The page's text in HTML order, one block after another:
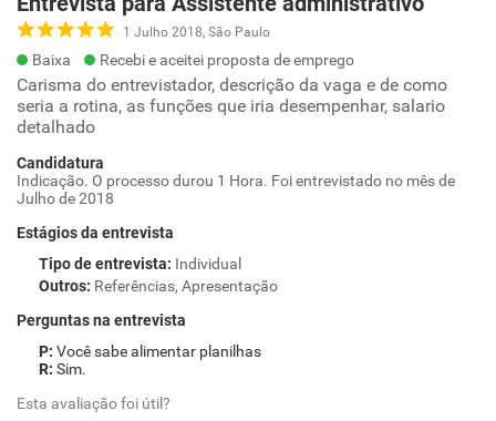
1 Julho 2018, São Paulo
Baixa Recebi e aceitei proposta de emprego
Carisma do entrevistador, descrição da vaga e de como
seria a rotina, as funções que iria desempenhar, salario
detalhado
Candidatura
Indicação. O processo durou 1 Hora. Foi entrevistado no mês de
Julho de 2018
Estágios da entrevista
Tipo de entrevista: Individual
Outros: Referências, Apresentação
Perguntas na entrevista
Você sabe alimentar planilhas
Sim.
Esta avaliação foi útil?